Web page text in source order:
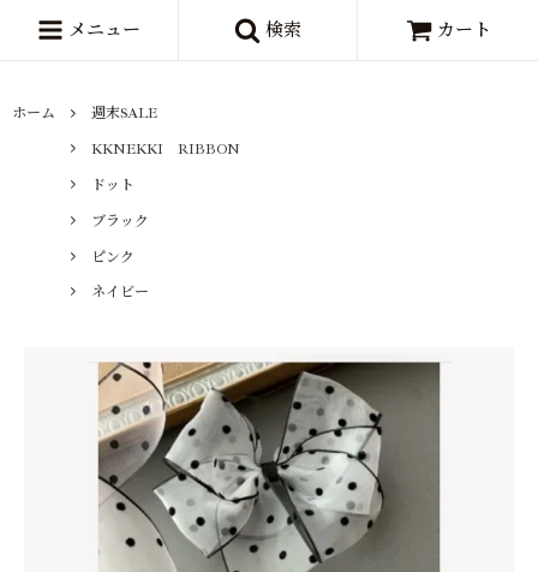
メニュー 検索 カート
ホーム
週末SALE
KKNEKKI RIBBON
ドット
ブラック
ピンク
ネイビー